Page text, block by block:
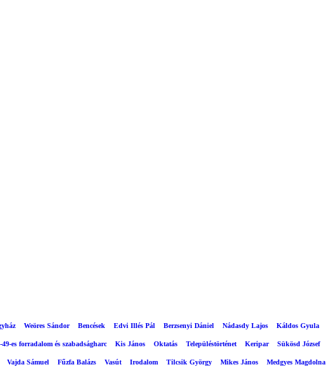
Weöres Sándor Bencések Edvi Illés Pál Berzsenyi Dániel Nádasdy Lajos Káldos Gyula
49-es forradalom és szabadságharc Kis János Oktatás Településtörténet Keripar Sükösd József
Vajda Sámuel Fűzfa Balázs Vasút Irodalom Tilcsik György Mikes János Medgyes Magdolna